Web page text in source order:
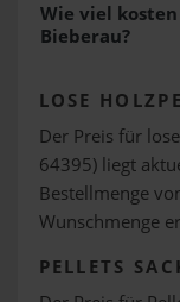
Wie viel
Bieberau?
LOSE
Der Preis für
64395) liegt
Bestellmenge
Wunschmenge
PELLETS